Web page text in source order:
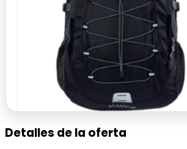
Detalles de la oferta